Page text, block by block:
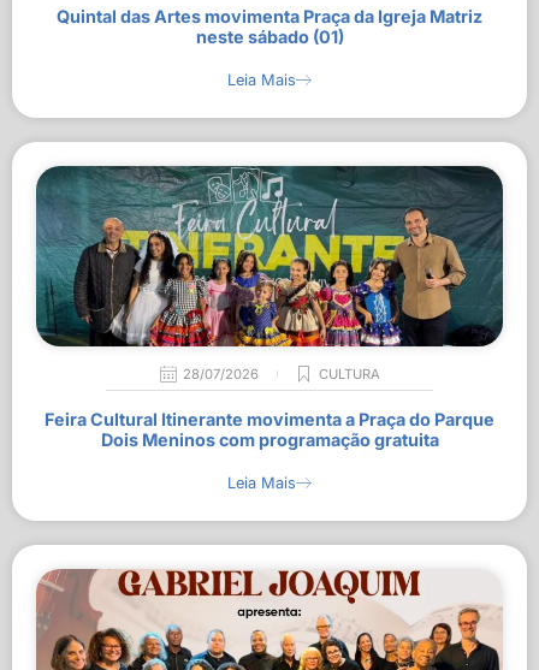
Quintal das Artes movimenta Praça da Igreja Matriz
neste sábado (01)
Leia Mais
28/07/2026 CULTURA
Feira Cultural Itinerante movimenta a Praça do Parque
Dois Meninos com programação gratuita
Leia Mais